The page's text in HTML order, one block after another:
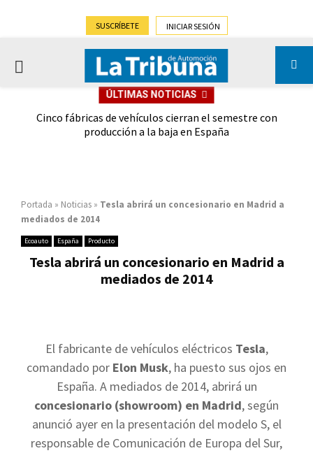
SUSCRÍBETE INICIAR SESIÓN
PRIMARY
ÚLTIMAS NOTICIAS
Cinco fábricas de vehículos cierran el semestre con
producción a la baja en España
Portada » Noticias » Tesla abrirá un concesionario en Madrid a
mediados de 2014
Ecoauto España Producto
Tesla abrirá un concesionario en Madrid a
mediados de 2014
El fabricante de vehículos eléctricos Tesla,
comandado por Elon Musk, ha puesto sus ojos en
España. A mediados de 2014, abrirá un
concesionario (showroom) en Madrid, según
anunció ayer en la presentación del modelo S, el
responsable de Comunicación de Europa del Sur,